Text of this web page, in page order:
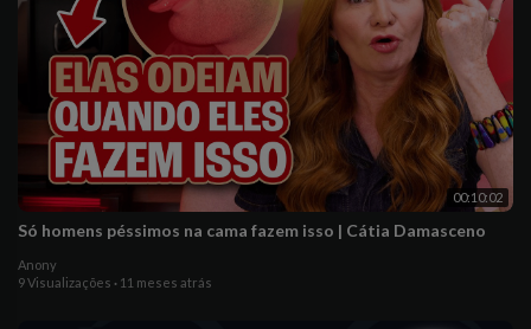
00:10:02
Só homens péssimos na cama fazem isso | Cátia Damasceno
Anony
9 Visualizações · 11 meses atrás